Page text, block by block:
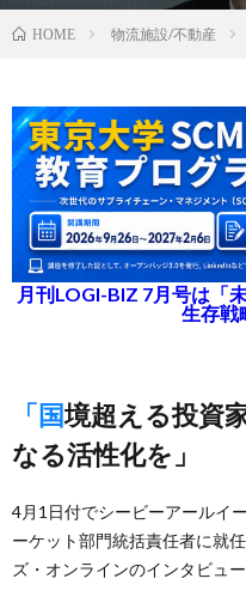
HOME 物流施設/不動産
月刊LOGI-BIZ 7月号は「
生存戦
「国境超える投資家資金で物流業界のさら
なる活性化を」
4月1日付でシービーアールイ
ーケット部門統括責任者に就
ズ・オンラインのインタビュー